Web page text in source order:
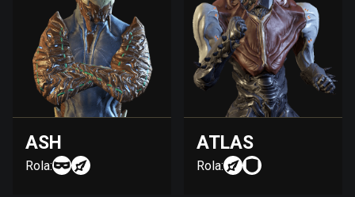
ASH
Rola:
ATLAS
Rola: